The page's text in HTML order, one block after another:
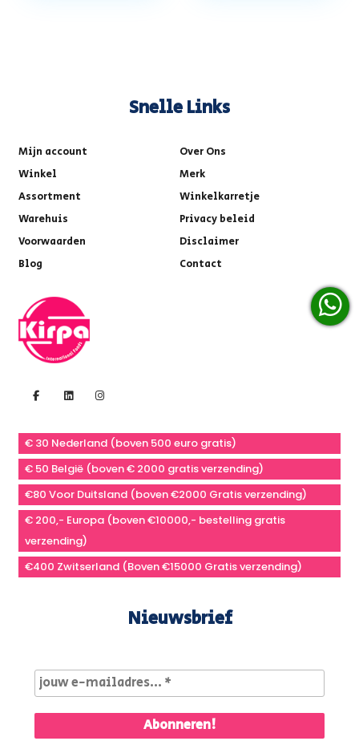
Snelle Links
Mijn account
Over Ons
Winkel
Merk
Assortment
Winkelkarretje
Warehuis
Privacy beleid
Voorwaarden
Disclaimer
Blog
Contact
€ 30 Nederland (boven 500 euro gratis)
€ 50 België (boven € 2000 gratis verzending)
€80 Voor Duitsland (boven €2000 Gratis verzending)
€ 200,- Europa (boven €10000,- bestelling gratis
verzending)
€400 Zwitserland (Boven €15000 Gratis verzending)
Nieuwsbrief